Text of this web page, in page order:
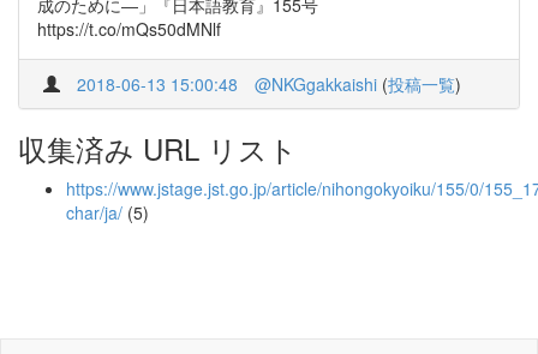
成のために―」『日本語教育』155号
https://t.co/mQs50dMNlf
2018-06-13 15:00:48 @NKGgakkaishi (投稿一覧)
収集済み URL リスト
https://www.jstage.jst.go.jp/article/nihongokyoiku/155/0/
char/ja/ (5)